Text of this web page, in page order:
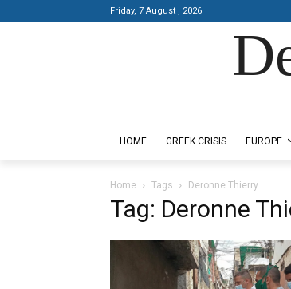
Friday, 7 August , 2026
HOME GREEK CRISIS EUROPE
Home Tags Deronne Thierry
Tag: Deronne